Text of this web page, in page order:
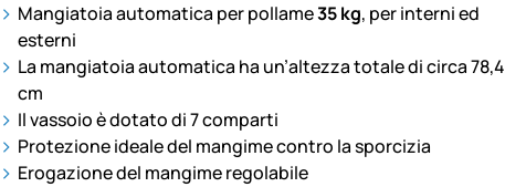
Mangiatoia automatica per pollame35 kg, per interni ed
esterni
La mangiatoia automatica ha un’altezza totale di circa 78,4
cm
Il vassoio è dotato di 7 comparti
Protezione ideale del mangime contro la sporcizia
Erogazione del mangime regolabile